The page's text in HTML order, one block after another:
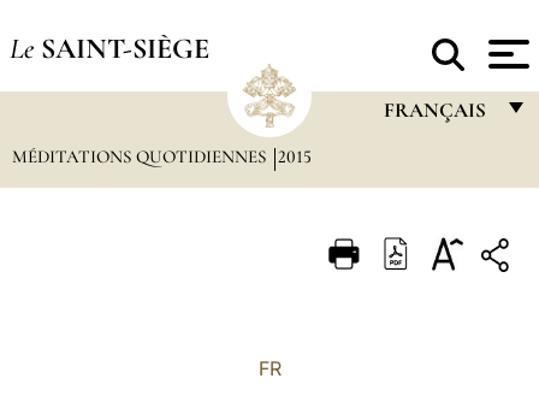
Le SAINT-SIÈGE
FRANÇAIS
ITALIANO
MÉDITATIONS QUOTIDIENNES 2015
FR